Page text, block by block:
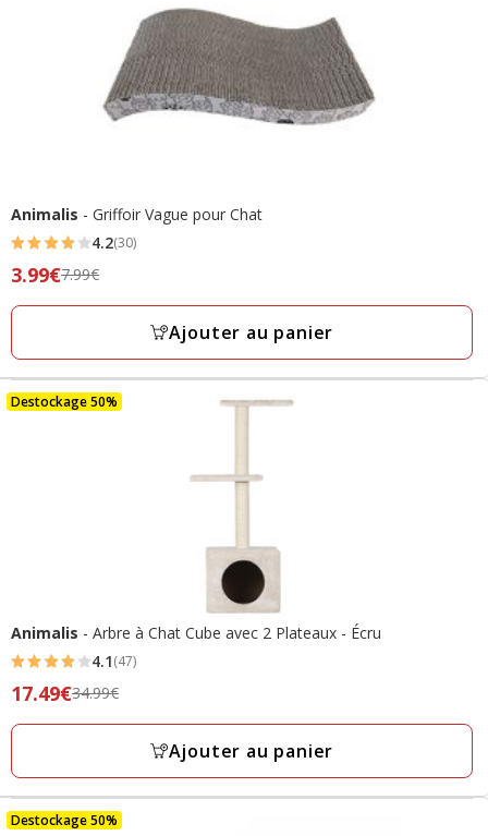
Animalis - Griffoir Vague pour Chat
4.2
étoiles
avec
avis
4.2(30)
Prix
précédent
prix
final
3.99€
3.99€7.99€
Ajouter au panier
Destockage 50%
Animalis - Arbre à Chat Cube avec 2 Plateaux - Écru
4.1
étoiles
avec
avis
4.1(47)
Prix
précédent
prix
final
17.49€
17.49€34.99€
Ajouter au panier
Destockage 50%